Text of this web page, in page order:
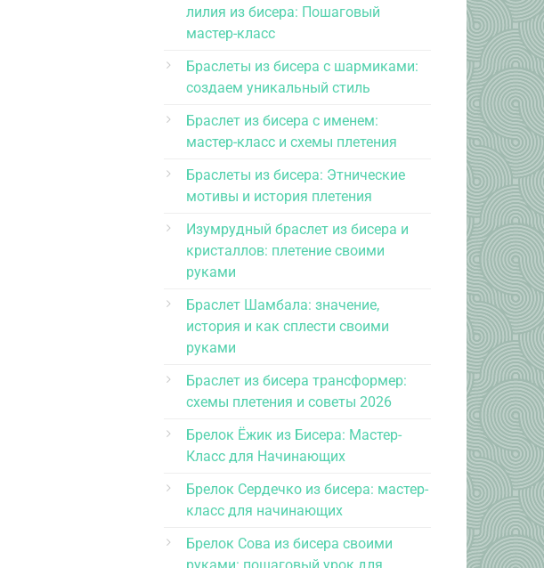
лилия из бисера: Пошаговый
мастер-класс
Браслеты из бисера с шармиками:
создаем уникальный стиль
Браслет из бисера с именем:
мастер-класс и схемы плетения
Браслеты из бисера: Этнические
мотивы и история плетения
Изумрудный браслет из бисера и
кристаллов: плетение своими
руками
Браслет Шамбала: значение,
история и как сплести своими
руками
Браслет из бисера трансформер:
схемы плетения и советы 2026
Брелок Ёжик из Бисера: Мастер-
Класс для Начинающих
Брелок Сердечко из бисера: мастер-
класс для начинающих
Брелок Сова из бисера своими